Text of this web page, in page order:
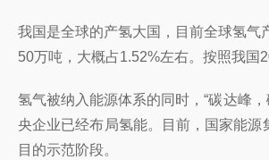
我国是全球的产氢大国，目前全球氢气
50万吨，大概占1.52%左右。按照我
氢气被纳入能源体系的同时，“碳达峰
央企业已经布局氢能。目前，国家能
目的示范阶段。